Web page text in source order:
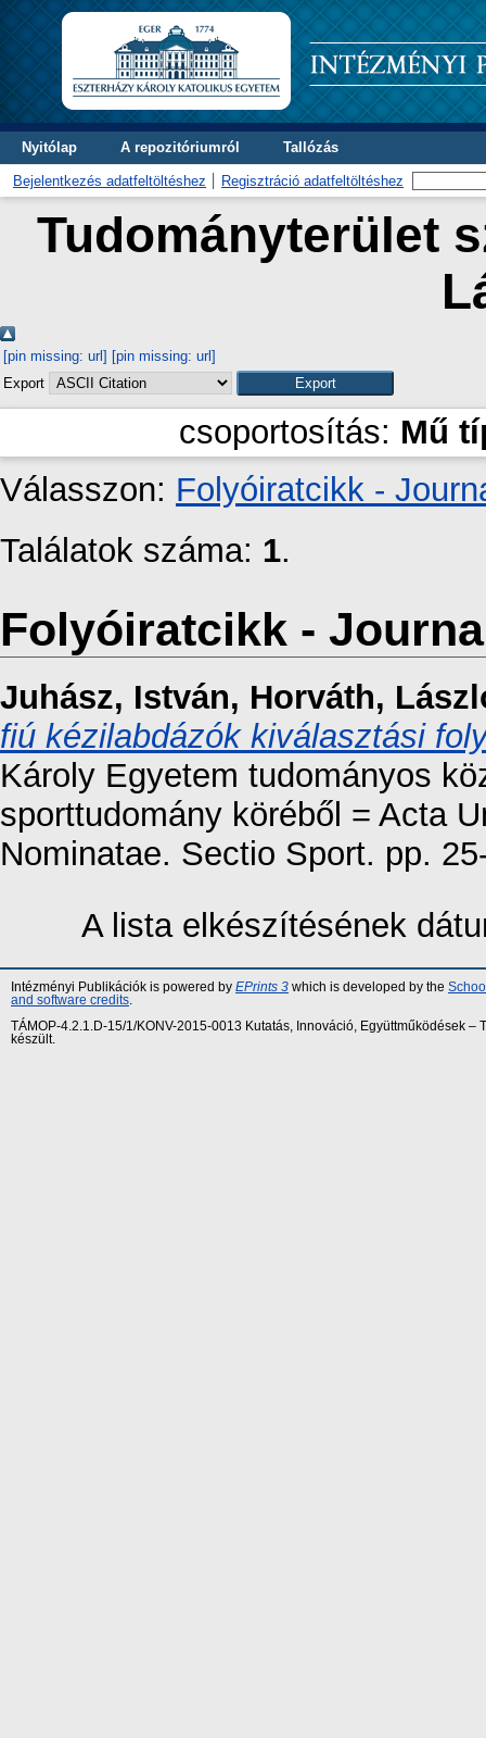
Nyitólap A repozitóriumról Tallózás
Bejelentkezés adatfeltöltéshez Regisztráció adatfeltöltéshez
Tudományterület
[pin missing: url] [pin missing: url]
Export
csoportosítás: Mű
Válasszon: Folyóiratcikk -
Találatok száma: 1.
Folyóiratcikk -
Juhász, István, Horváth,
fiú kézilabdázók kiválasztási
Károly Egyetem tudományos
sporttudomány köréből = Acta
Nominatae. Sectio Sport. pp.
A lista elkészítésének
Intézményi Publikációk is powered by EPrints 3 which is developed by the
and software credits
TÁMOP-4.2.1.D-15/1/KONV-2015-0013 Kutatás, Innováció, Együttműködések
készült.